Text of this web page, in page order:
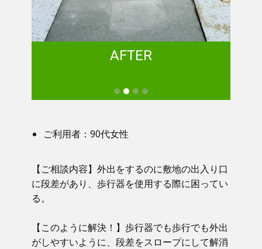
AFTER
ご利用者：​90代女性
【ご相談内容】​​ 外出をするのに敷地の出入り口
に段差があり、歩行器を使用する際に困ってい
る。
【このように解決！】​​ 歩行器でも歩行でも外出
がしやすいように、段差をスロープにして解消